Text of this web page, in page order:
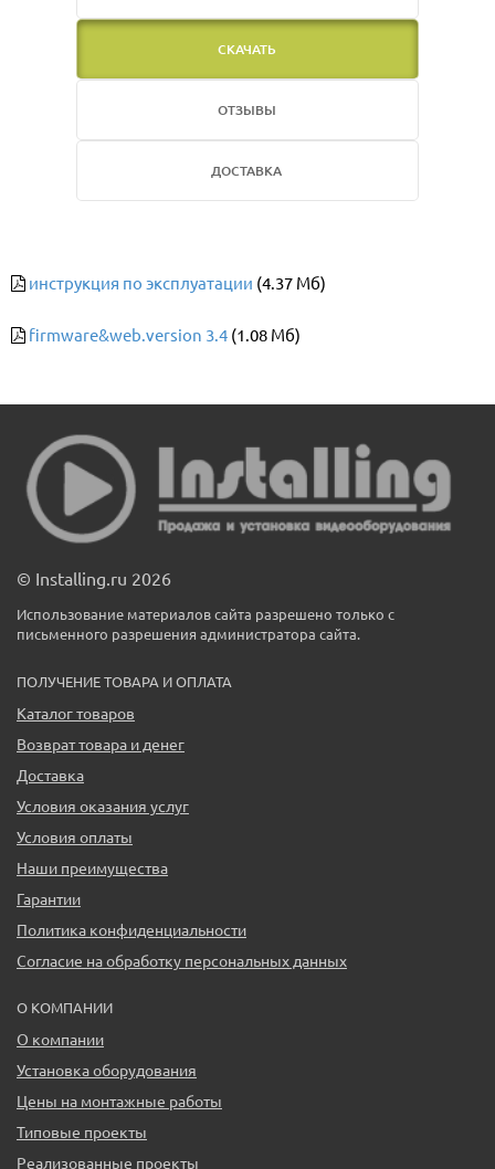
СКАЧАТЬ
ОТЗЫВЫ
ДОСТАВКА
инструкция по эксплуатации (4.37 Мб)
firmware&web.version 3.4 (1.08 Мб)
© Installing.ru 2026
Использование материалов сайта разрешено только с
письменного разрешения администратора сайта.
ПОЛУЧЕНИЕ ТОВАРА И ОПЛАТА
Каталог товаров
Возврат товара и денег
Доставка
Условия оказания услуг
Условия оплаты
Наши преимущества
Гарантии
Политика конфиденциальности
Согласие на обработку персональных данных
О КОМПАНИИ
О компании
Установка оборудования
Цены на монтажные работы
Типовые проекты
Реализованные проекты